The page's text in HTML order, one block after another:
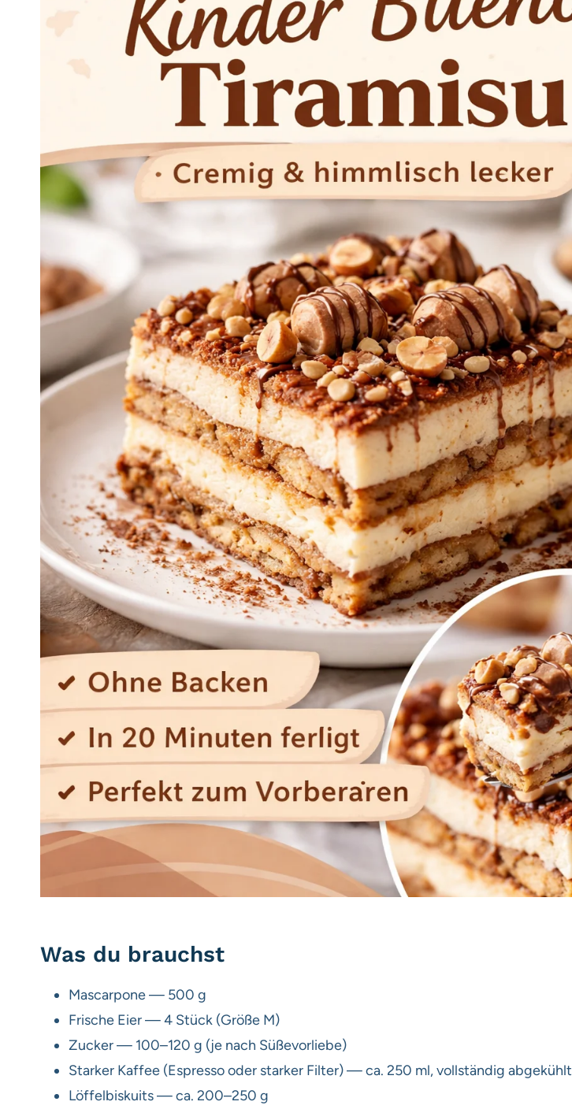
Was du brauchst
Mascarpone — 500 g
Frische Eier — 4 Stück (Größe M)
Zucker — 100–120 g (je nach Süßevorliebe)
Starker Kaffee (Espresso oder starker Filter) — ca. 250 ml, vollständig abgekühlt
Löffelbiskuits — ca. 200–250 g